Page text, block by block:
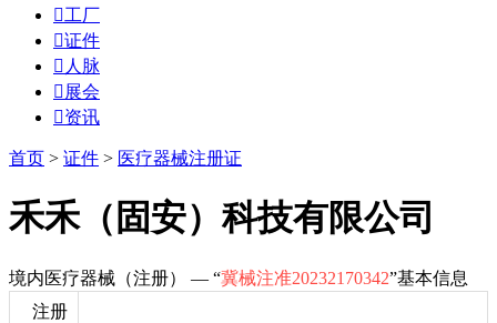
工厂
证件
 人脉
 展会
资讯
首页 > 证件 > 医疗器械注册证
禾禾（固安）科技有限公司
境内医疗器械（注册） — “冀械注准20232170342”基本信息
注册